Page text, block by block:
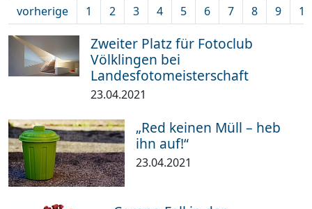
vorherige 1 2 3 4 5 6 7 8 9 10
Zweiter Platz für Fotoclub
Völklingen bei
Landesfotomeisterschaft
23.04.2021
„Red keinen Müll – heb
ihn auf!“
23.04.2021